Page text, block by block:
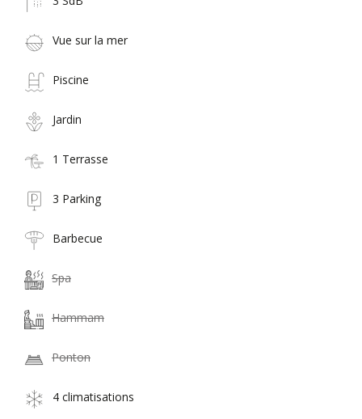
Vue sur la mer
Piscine
Jardin
1 Terrasse
3 Parking
Barbecue
Spa
Hammam
Ponton
4 climatisations